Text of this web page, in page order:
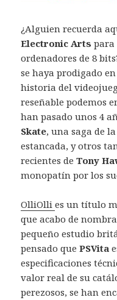
¿Alguien recuerda
Electronic Arts para
ordenadores de 8
se haya prodigado
historia del
reseñable podemos
han pasado unos 4
Skate, una saga de
estancada, y otros
recientes deTony
monopatín por los
OlliOllies un título
que acabo de
pequeño estudio
pensado quePSVita
especificaciones
valor real de su
perezosos, se han